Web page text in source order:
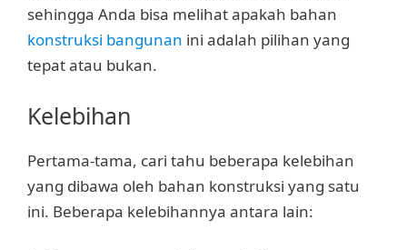
sehingga Anda bisa melihat apakah bahan
konstruksi bangunan ini adalah pilihan yang
tepat atau bukan.
Kelebihan
Pertama-tama, cari tahu beberapa kelebihan
yang dibawa oleh bahan konstruksi yang satu
ini. Beberapa kelebihannya antara lain: